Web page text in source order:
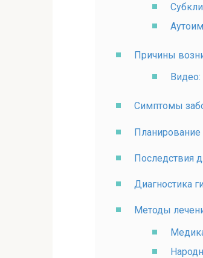
Причины
Симптомы
Планирование
Последствия
Диагностика
Методы